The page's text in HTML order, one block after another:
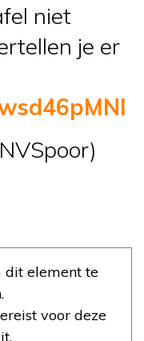
niet
je er
dit element te
voor deze